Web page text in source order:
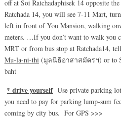
off at Soi Ratchadaphisek 14 opposite
Ratchada 14, you will see 7-11 Mart,
left in front of You Mansion, walking
meters. …If you don’t want to walk you
MRT or from bus stop at Ratchada14,
Mu-la-ni-thi(มูลนิธิอาสาสมัครฯ) or to
baht
* drive yourselfUse private parking lot
you need to pay for parking lump-sum
coming by city bus. For GPS >>>